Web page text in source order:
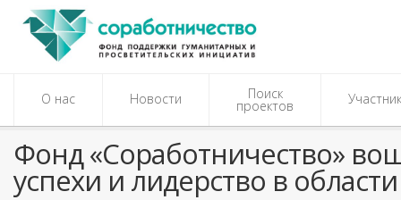
О нас Новости Поиск
проектов
Фонд «Соработничество»
успехи и лидерство в